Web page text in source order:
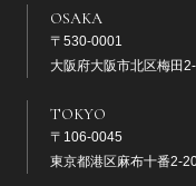
OSAKA
〒530-0001
大阪府大阪市北区梅田
TOKYO
〒106-0045
東京都港区麻布十番2-